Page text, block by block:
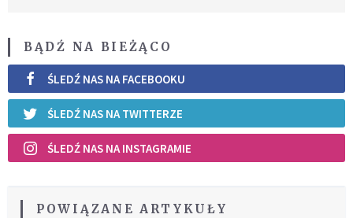
BĄDŹ NA BIEŻĄCO
ŚLEDŹ NAS NA FACEBOOKU
ŚLEDŹ NAS NA TWITTERZE
ŚLEDŹ NAS NA INSTAGRAMIE
POWIĄZANE ARTYKUŁY